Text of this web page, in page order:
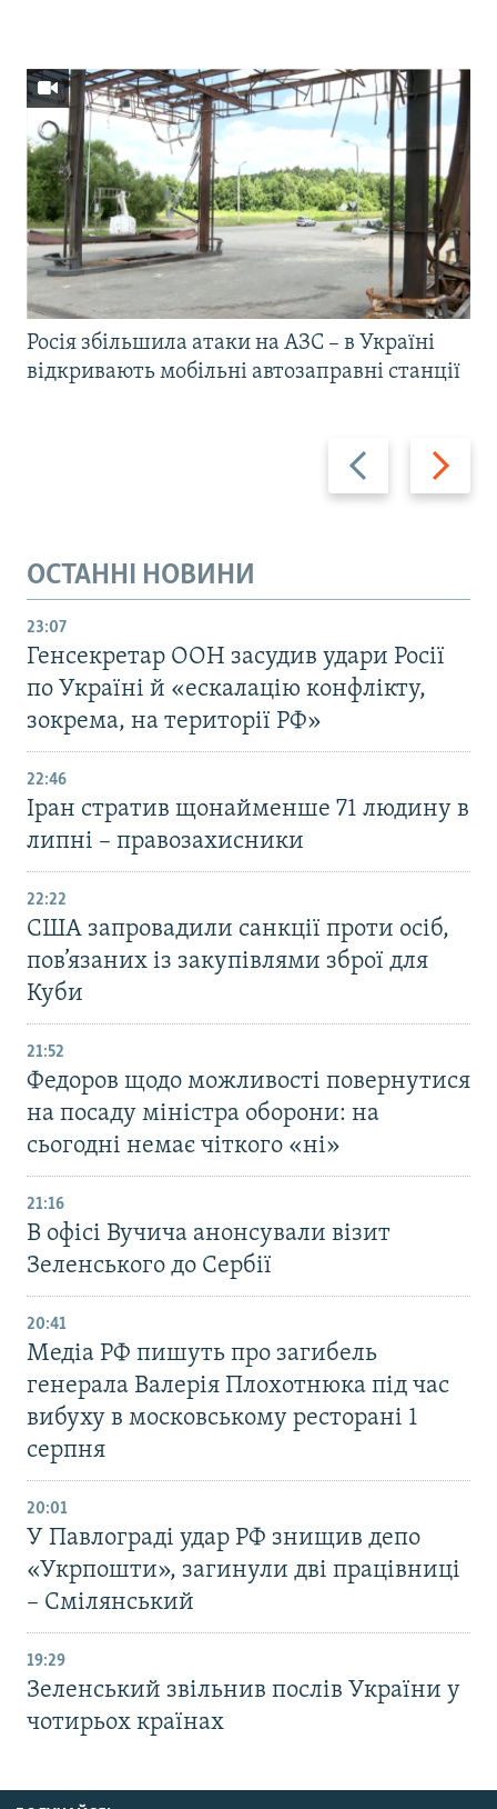
Назад Вперед
Росія збільшила атаки на АЗС – в Україні
відкривають мобільні автозаправні станції
ОСТАННІ НОВИНИ
23:07
Генсекретар ООН засудив удари Росії
по Україні й «ескалацію конфлікту,
зокрема, на території РФ»
22:46
Іран стратив щонайменше 71 людину в
липні – правозахисники
22:22
США запровадили санкції проти осіб,
пов’язаних із закупівлями зброї для
Куби
21:52
Федоров щодо можливості повернутися
на посаду міністра оборони: на
сьогодні немає чіткого «ні»
21:16
В офісі Вучича анонсували візит
Зеленського до Сербії
20:41
Медіа РФ пишуть про загибель
генерала Валерія Плохотнюка під час
вибуху в московському ресторані 1
серпня
20:01
У Павлограді удар РФ знищив депо
«Укрпошти», загинули дві працівниці
– Смілянський
19:29
Зеленський звільнив послів України у
чотирьох країнах